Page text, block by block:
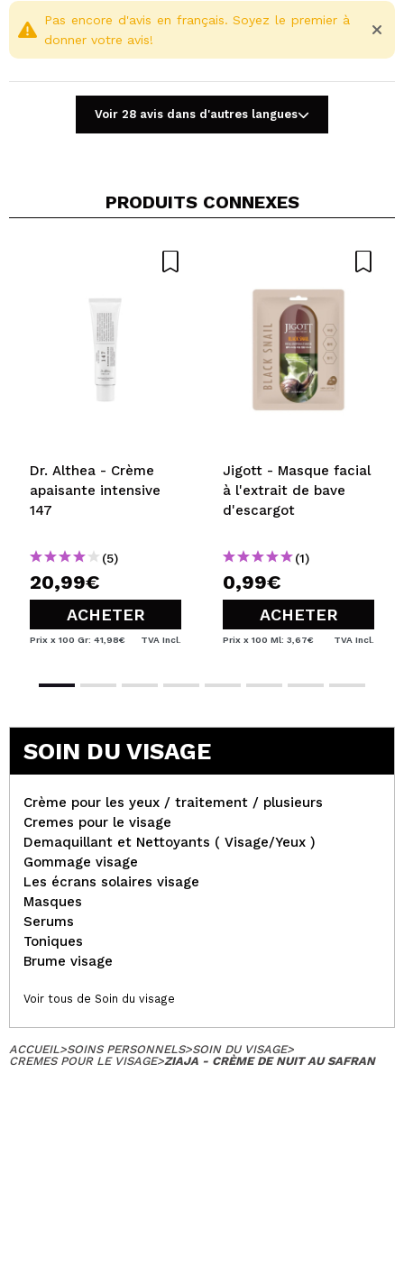
Partager une vidéo ou une photo
Pas encore d'avis en français. Soyez le premier à
donner votre avis!
Voir 28 avis dans d'autres langues
PRODUITS CONNEXES
Dr. Althea - Crème
apaisante intensive
147
(5)
20,99€
ACHETER
Prix x 100 Gr: 41,98€ TVA Incl.
Jigott - Masque facial
à l'extrait de bave
d'escargot
(1)
0,99€
ACHETER
Prix x 100 Ml: 3,67€ TVA Incl.
SOIN DU VISAGE
Crème pour les yeux / traitement / plusieurs
Cremes pour le visage
Demaquillant et Nettoyants ( Visage/Yeux )
Gommage visage
Les écrans solaires visage
Masques
Serums
Toniques
Brume visage
Voir tous de Soin du visage
ACCUEIL>SOINS PERSONNELS>SOIN DU VISAGE>
CREMES POUR LE VISAGE>ZIAJA - CRÈME DE NUIT AU SAFRAN